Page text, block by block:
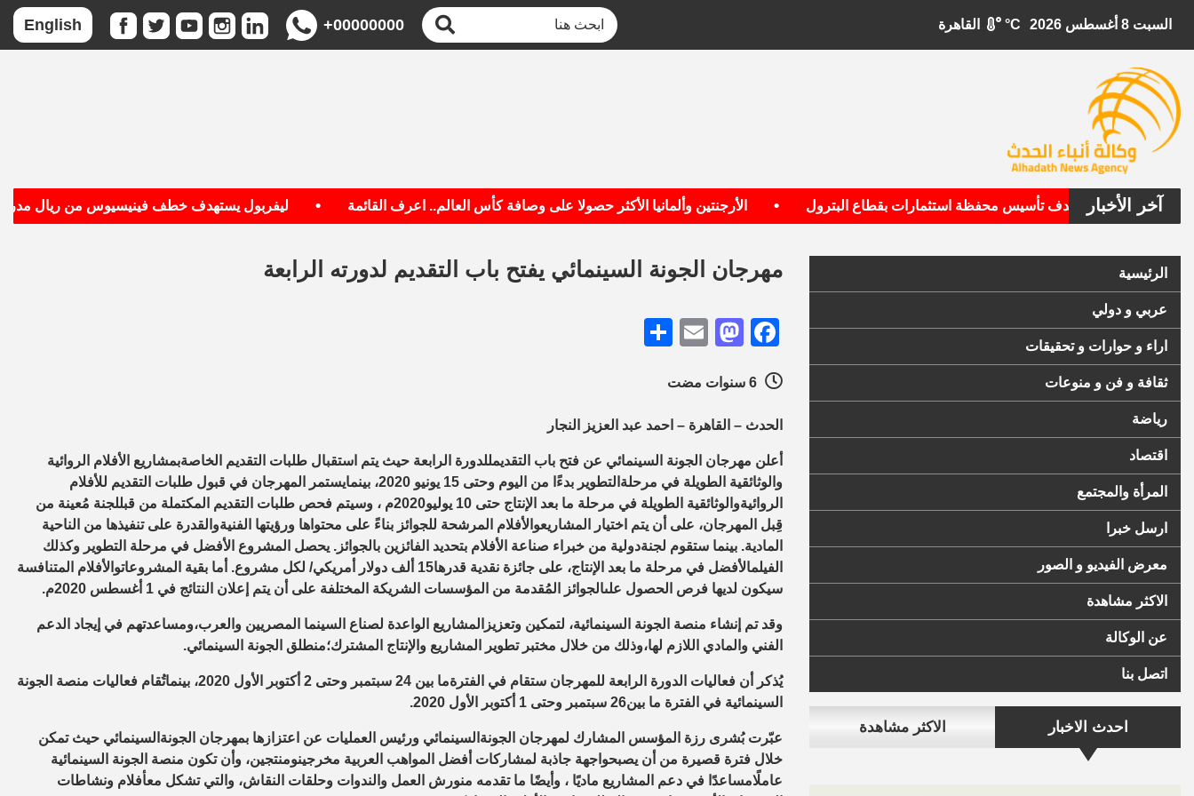
السبت 8 أغسطس 2026 °C
+00000000
English
آخر الأخبار
الأمريكية تستهدف تأسيس محفظة استثمارات بقطاع البترول الأرجنتين وألمانيا الأكثر حصولا على وصافة كأس العالم.. اعرف القائمة ليفربول يستهدف خطف فينيسيوس من ريال مدريد
الرئيسية
عربي و دولي
اراء و حوارات و تحقيقات
ثقافة و فن و منوعات
رياضة
اقتصاد
المرأة والمجتمع
ارسل خبرا
معرض الفيديو و الصور
الاكثر مشاهدة
عن الوكالة
اتصل بنا
احدث الاخبار الاكثر مشاهدة
مهرجان الجونة السينمائي يفتح باب التقديم لدورته الرابعة
Facebook
Mastodon
Email
الحدث – القاهرة – احمد عبد العزيز النجار
أعلن مهرجان الجونة السينمائي عن فتح باب التقديمللدورة الرابعة حيث يتم استقبال طلبات التقديم الخاصةبمشاريع الأفلام الروائية
والوثائقية الطويلة في مرحلة التطوير بدءًا من اليوم وحتى يونيو ، بينمايستمر المهرجان في قبول طلبات التقديم للأفلام
الروائيةوالوثائقية الطويلة في مرحلة ما بعد الإنتاج حتى يوليو2020م ، وسيتم فحص طلبات التقديم المكتملة من قبللجنة مُعينة من
قِبل المهرجان، على أن يتم اختيار المشاريعوالأفلام المرشحة للجوائز بناءً على محتواها ورؤيتها الفنيةوالقدرة على تنفيذها من الناحية
المادية. بينما ستقوم لجنةدولية من خبراء صناعة الأفلام بتحديد الفائزين بالجوائز . يحصل المشروع الأفضل في مرحلة التطوير وكذلك
الفيلمالأفضل في مرحلة ما بعد الإنتاج، على جائزة نقدية قدرها15 ألف دولار أمريكي/ لكل مشروع. أما بقية المشروعاتوالأفلام المتنافسة
سيكون لديها فرص الحصول علىالجوائز المُقدمة من المؤسسات الشريكة المختلفة على أن يتم إعلان النتائج في أغسطس م.
وقدتم إنشاء منصة الجونة السينمائية، لتمكين وتعزيز المشاريع الواعدة لصناع السينما المصريين والعرب،ومساعدتهم في إيجاد الدعم
الفني والمادي اللازم لها،وذلك من خلال مختبر تطوير المشاريع والإنتاج المشترك؛منطلق الجونة السينمائي.
يُذكر أن فعاليات الدورة الرابعة للمهرجان ستقام في الفترةما بين سبتمبر وحتى أكتوبر الأول ، بينماتُقام فعاليات منصة الجونة
السينمائية في الفترة ما بين26 سبتمبر وحتى أكتوبر الأول .
عبّرتبُشرى رزة المؤسس المشارك لمهرجان الجونة السينمائي ورئيس العمليات عن اعتزازها بمهرجان الجونة السينمائي حيث تمكن
خلال فترة قصيرة من أن يصبحواجهة جاذبة لمشاركات أفضل المواهب العربية مخرجينومنتجين، وأن تكون منصة الجونة السينمائية
عاملًامساعدًا في دعم المشاريع ماديًا ، وأيضًا ما تقدمه منورش العمل والندوات وحلقات النقاش، والتي تشكل معأفلام ونشاطات